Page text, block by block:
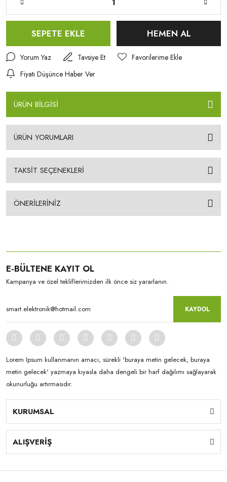
SEPETE EKLE HEMEN AL
Yorum Yaz
Tavsiye Et
Fiyatı Düşünce Haber Ver
ÜRÜN BİLGİSİ
ÜRÜN YORUMLARI
TAKSİT SEÇENEKLERİ
ÖNERİLERİNİZ
E-BÜLTENE KAYIT OL
Kampanya ve özel tekliflerimizden ilk önce siz yararlanın.
KAYDOL
Lorem Ipsum kullanmanın amacı, sürekli 'buraya metin gelecek, buraya
metin gelecek' yazmaya kıyasla daha dengeli bir harf dağılımı sağlayarak
okunurluğu artırmasıdır.
KURUMSAL
ALIŞVERİŞ